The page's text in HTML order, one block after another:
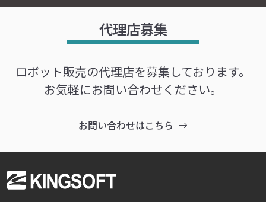
代理店募集
ロボット販売の代理店を募集しております。
お気軽にお問い合わせください。
お問い合わせはこちら